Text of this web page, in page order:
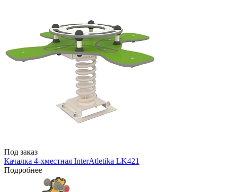
Под заказ
Качалка 4-хместная InterAtletika LK421
Подробнее